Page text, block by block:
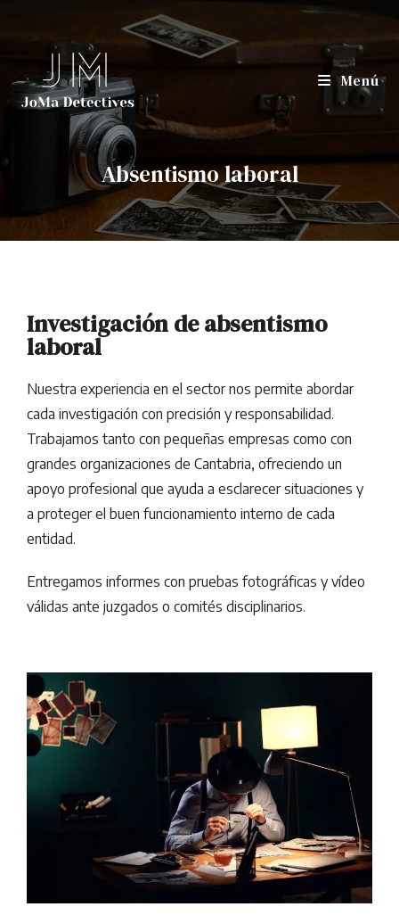
Menú
Absentismo laboral
Investigación de absentismo
laboral
Nuestra experiencia en el sector nos permite abordar
cada investigación con precisión y responsabilidad.
Trabajamos tanto con pequeñas empresas como con
grandes organizaciones de Cantabria, ofreciendo un
apoyo profesional que ayuda a esclarecer situaciones y
a proteger el buen funcionamiento interno de cada
entidad.
Entregamos informes con pruebas fotográficas y vídeo
válidas ante juzgados o comités disciplinarios.